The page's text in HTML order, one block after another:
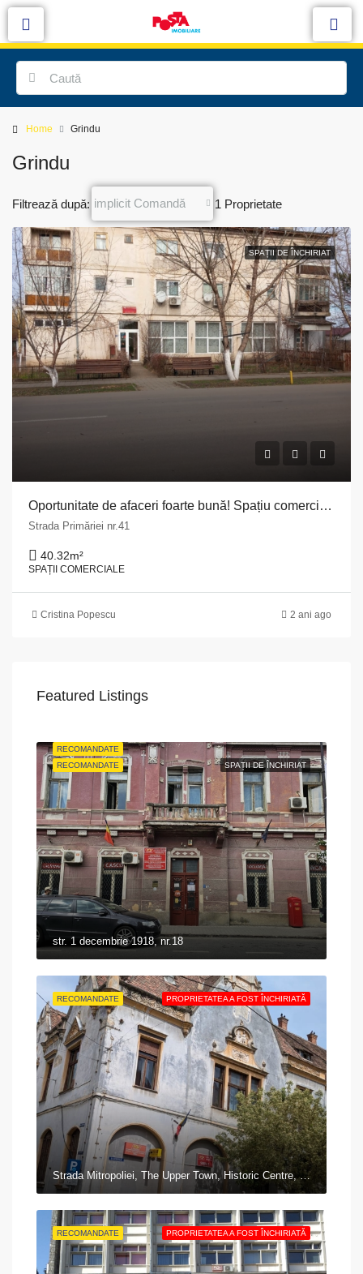
Home Grindu
Grindu
1 Proprietate
Filtrează după: implicit Comandă
SPAȚII DE ÎNCHIRIAT
Oportunitate de afaceri foarte bună! Spațiu comercial de 40,32 mp în Grindu, Ialomița!
Strada Primăriei nr.41
40.32m²
SPAȚII COMERCIALE
Cristina Popescu 2 ani ago
Featured Listings
PROPRIETATEA A FOST ÎNCHIRIATĂ
RECOMANDATE
SPAȚII DE ÎNCHIRIAT
RECOMANDATE
str. 1 decembrie 1918, nr.18
PROPRIETATEA A FOST ÎNCHIRIATĂ
RECOMANDATE
Strada Mitropoliei, The Upper Town, Historic Centre, Sibiu, 550179, Romania
PROPRIETATEA A FOST ÎNCHIRIATĂ
RECOMANDATE